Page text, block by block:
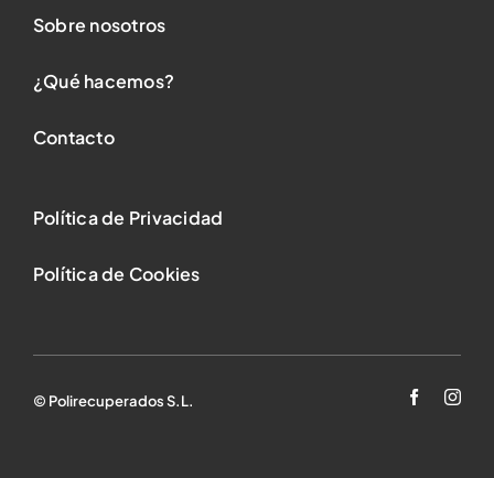
Sobre nosotros
¿Qué hacemos?
Contacto
Política de Privacidad
Política de Cookies
© Polirecuperados S.L.